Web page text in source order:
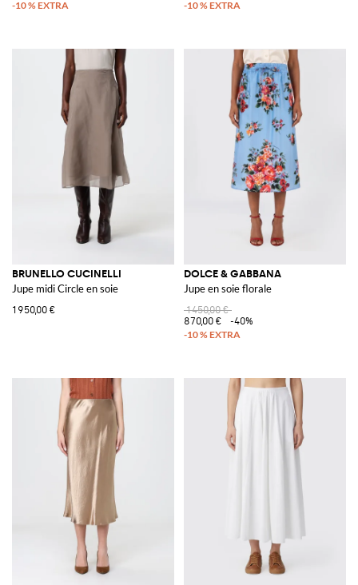
BRUNELLO CUCINELLI
Jupe midi Circle en soie
1 950,00 €
DOLCE & GABBANA
Jupe en soie florale
1 450,00 €
870,00 €
-40%